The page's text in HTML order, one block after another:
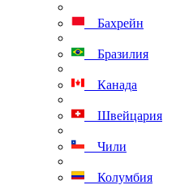
Бахрейн
Бразилия
Канада
Швейцария
Чили
Колумбия